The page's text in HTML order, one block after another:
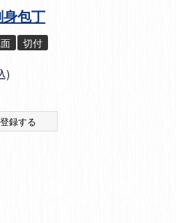
身包丁
切付
録する